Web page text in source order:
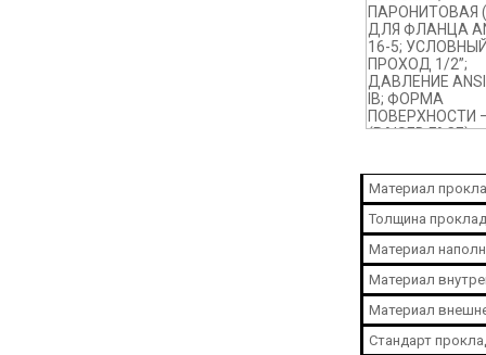
Материал
Толщина
Материал
Материал
Материал
Стандарт